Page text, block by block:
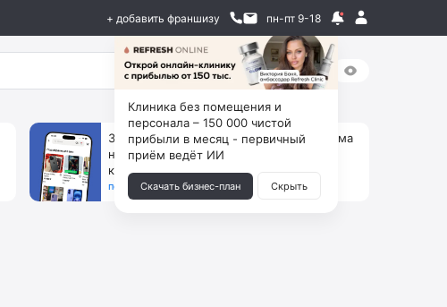
+ добавить франшизу пн-пт 9-18
За 90 тыс. открой магазин на Авито, дома
ни коробок, ни товара, ни склада, зато
каждый месяц +125 тыс. чистыми
получить бизнес-план ↓
Клиника без помещения и
персонала – 150 000 чистой
прибыли в месяц - первичный
приём ведёт ИИ
Скачать бизнес-план Скрыть